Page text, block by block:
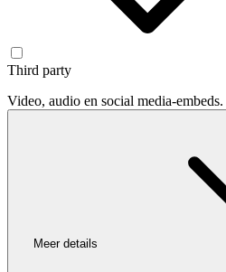
Third party
Video, audio en social media-embeds.
Meer details